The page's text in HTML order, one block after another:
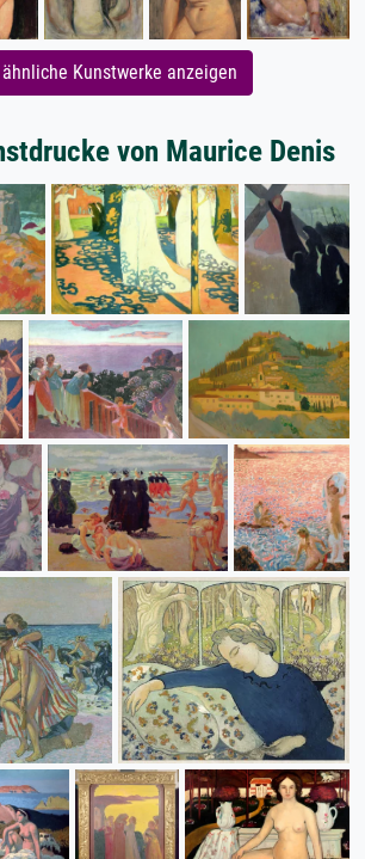
Kunstwerke anzeigen
von Maurice Denis